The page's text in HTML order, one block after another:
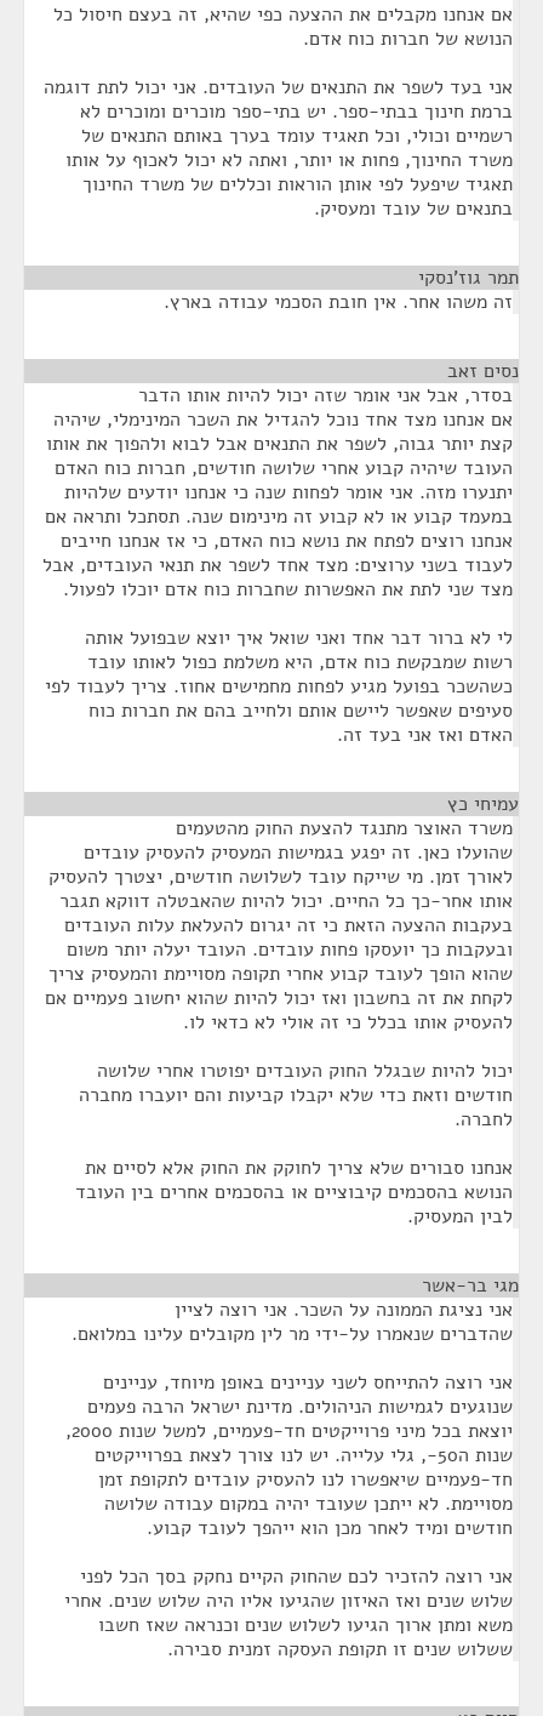
אם אנחנו מקבלים את ההצעה כפי שהיא, זה בעצם חיסול כל
הנושא של חברות כוח אדם.
אני בעד לשפר את התנאים של העובדים. אני יכול לתת דוגמה
ברמת חינוך בבתי-ספר. יש בתי-ספר מוכרים ומוכרים לא
רשמיים וכולי, וכל תאגיד עומד בערך באותם התנאים של
משרד החינוך, פחות או יותר, ואתה לא יכול לאכוף על אותו
תאגיד שיפעל לפי אותן הוראות וכללים של משרד החינוך
בתנאים של עובד ומעסיק.
תמר גוז'נסקי
זה משהו אחר. אין חובת הסכמי עבודה בארץ.
נסים זאב
בסדר, אבל אני אומר שזה יכול להיות אותו הדבר
אם אנחנו מצד אחד נוכל להגדיל את השכר המינימלי, שיהיה
קצת יותר גבוה, לשפר את התנאים אבל לבוא ולהפוך את אותו
העובד שיהיה קבוע אחרי שלושה חודשים, חברות כוח האדם
יתנערו מזה. אני אומר לפחות שנה כי אנחנו יודעים שלהיות
במעמד קבוע או לא קבוע זה מינימום שנה. תסתכל ותראה אם
אנחנו רוצים לפתח את נושא כוח האדם, כי אז אנחנו חייבים
לעבוד בשני ערוצים: מצד אחד לשפר את תנאי העובדים, אבל
מצד שני לתת את האפשרות שחברות כוח אדם יוכלו לפעול.
לי לא ברור דבר אחד ואני שואל איך יוצא שבפועל אותה
רשות שמבקשת כוח אדם, היא משלמת כפול לאותו עובד
כשהשכר בפועל מגיע לפחות מחמישים אחוז. צריך לעבוד לפי
סעיפים שאפשר ליישם אותם ולחייב בהם את חברות כוח
האדם ואז אני בעד זה.
עמיחי כץ
משרד האוצר מתנגד להצעת החוק מהטעמים
שהועלו כאן. זה יפגע בגמישות המעסיק להעסיק עובדים
לאורך זמן. מי שייקח עובד לשלושה חודשים, יצטרך להעסיק
אותו אחר-כך כל החיים. יכול להיות שהאבטלה דווקא תגבר
בעקבות ההצעה הזאת כי זה יגרום להעלאת עלות העובדים
ובעקבות כך יועסקו פחות עובדים. העובד יעלה יותר משום
שהוא הופך לעובד קבוע אחרי תקופה מסויימת והמעסיק צריך
לקחת את זה בחשבון ואז יכול להיות שהוא יחשוב פעמיים אם
להעסיק אותו בכלל כי זה אולי לא כדאי לו.
יכול להיות שבגלל החוק העובדים יפוטרו אחרי שלושה
חודשים וזאת כדי שלא יקבלו קביעות והם יועברו מחברה
לחברה.
אנחנו סבורים שלא צריך לחוקק את החוק אלא לסיים את
הנושא בהסכמים קיבוציים או בהסכמים אחרים בין העובד
לבין המעסיק.
מגי בר-אשר
אני נציגת הממונה על השכר. אני רוצה לציין
שהדברים שנאמרו על-ידי מר לין מקובלים עלינו במלואם.
אני רוצה להתייחס לשני עניינים באופן מיוחד, עניינים
שנוגעים לגמישות הניהולים. מדינת ישראל הרבה פעמים
יוצאת בכל מיני פרוייקטים חד-פעמיים, למשל שנות 2000,
שנות ה50-, גלי עלייה. יש לנו צורך לצאת בפרוייקטים
חד-פעמיים שיאפשרו לנו להעסיק עובדים לתקופת זמן
מסויימת. לא ייתכן שעובד יהיה במקום עבודה שלושה
חודשים ומיד לאחר מכן הוא ייהפך לעובד קבוע.
אני רוצה להזכיר לכם שהחוק הקיים נחקק בסך הכל לפני
שלוש שנים ואז האיזון שהגיעו אליו היה שלוש שנים. אחרי
משא ומתן ארוך הגיעו לשלוש שנים וכנראה שאז חשבו
ששלוש שנים זו תקופת העסקה זמנית סבירה.